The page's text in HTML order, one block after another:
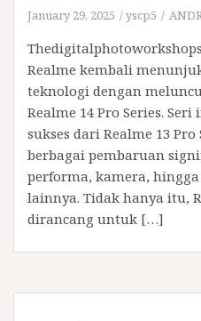
January 29, 2025 yscp5
Thedigitalphotoworkshops
Realme kembali
teknologi dengan
Realme 14 Pro Series.
sukses dari Realme 13
berbagai pembaruan
performa, kamera,
lainnya. Tidak hanya itu,
dirancang untuk […]